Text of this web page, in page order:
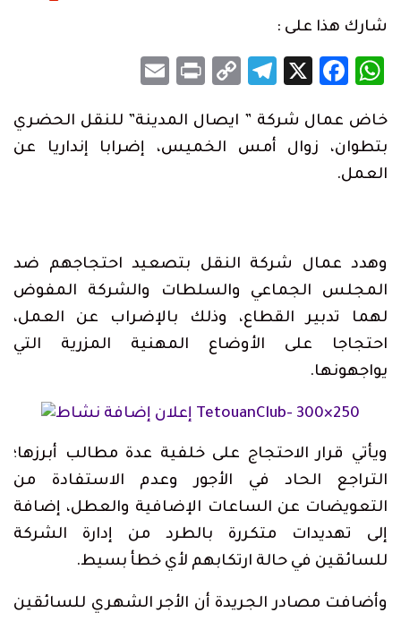
شارك هذا على :
WhatsApp
Facebook
X
Telegram
Copy
Print
خاض عمال شركة ” ايصال المدينة” للنقل الحضري
بتطوان، زوال أمس الخميس، إضرابا إنداريا عن
العمل.
وهدد عمال شركة النقل بتصعيد احتجاجهم ضد
المجلس الجماعي والسلطات والشركة المفوض
لهما تدبير القطاع، وذلك بالإضراب عن العمل،
احتجاجا على الأوضاع المهنية المزرية التي
يواجهونها.
ويأتي قرار الاحتجاج على خلفية عدة مطالب أبرزها؛
التراجع الحاد في الأجور وعدم الاستفادة من
التعويضات عن الساعات الإضافية والعطل، إضافة
إلى تهديدات متكررة بالطرد من إدارة الشركة
للسائقين في حالة ارتكابهم لأي خطأ بسيط.
وأضافت مصادر الجريدة أن الأجر الشهري للسائقين